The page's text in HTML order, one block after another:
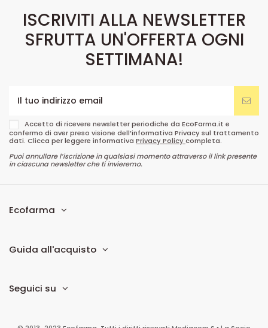
ISCRIVITI ALLA NEWSLETTER
SFRUTTA UN'OFFERTA OGNI
SETTIMANA!
Accetto di ricevere newsletter periodiche da EcoFarma.it e
confermo di aver preso visione dell’informativa Privacy sul trattamento
dati. Clicca per leggere informativa Privacy Policycompleta.
Puoi annullare l’iscrizione in qualsiasi momento attraverso il link presente
in ciascuna newsletter che ti invieremo.
Ecofarma
Guida all'acquisto
Seguici su